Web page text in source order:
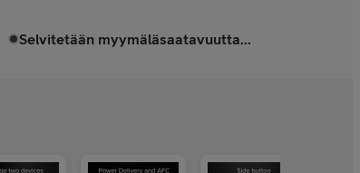
Selvitetään myymäläsaatavuutta...